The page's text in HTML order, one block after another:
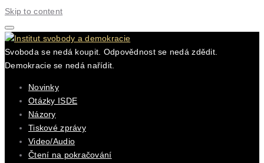
Skip to content
Svoboda se nedá koupit. Odpovědnost se nedá zdědit.
Demokracie se nedá nařídit.
Novinky
Otázky ISDE
Názory
Tiskové zprávy
Video/Audio
Čtení na pokračování